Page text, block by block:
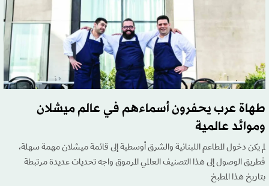
طهاة عرب يحفرون أسماءهم في عالم ميشلان
وموائد عالمية
لم يكن دخول المطاعم اللبنانية والشرق أوسطية إلى قائمة ميشلان مهمة سهلة،
فطريق الوصول إلى هذا التصنيف العالمي المرموق واجه تحديات عديدة مرتبطة
بتاريخ هذا المطبخ